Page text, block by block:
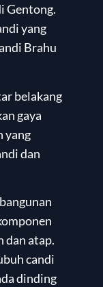
Gentong.
yang
Brahu
belakang
gaya
yang
dan
dan atap.
candi
dinding